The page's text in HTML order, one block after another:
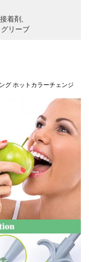
着剤
リーブ
グ ホットカラーチェンジ